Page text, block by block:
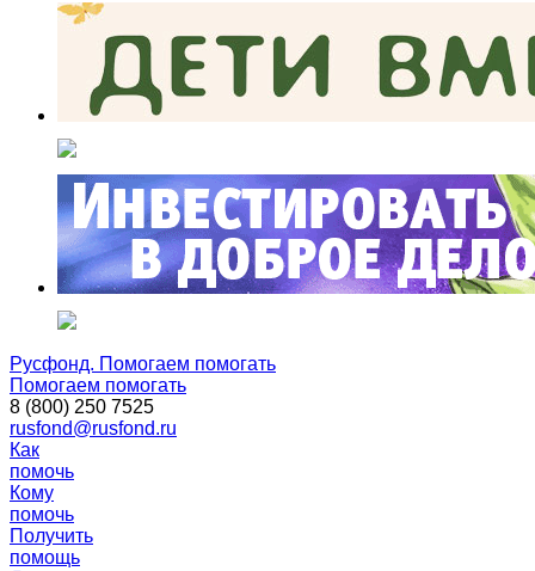
Русфонд. Помогаем помогать
Помогаем помогать
8 (800) 250 7525
rusfond@rusfond.ru
Как
помочь
Кому
помочь
Получить
помощь